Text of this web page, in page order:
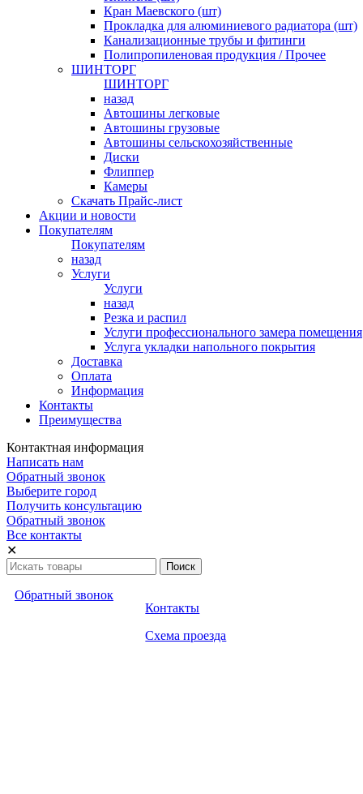
Кран Маевского (шт)
Прокладка для алюминиевого радиатора (шт)
Канализационные трубы и фитинги
Полипропиленовая продукция / Прочее
ШИНТОРГ
ШИНТОРГ
назад
Автошины легковые
Автошины грузовые
Автошины сельскохозяйственные
Диски
Флиппер
Камеры
Скачать Прайс-лист
Акции и новости
Покупателям
Покупателям
назад
Услуги
Услуги
назад
Резка и распил
Услуги профессионального замера помещения
Услуга укладки напольного покрытия
Доставка
Оплата
Информация
Контакты
Преимущества
Контактная информация
Написать нам
Обратный звонок
Выберите город
Получить консультацию
Обратный звонок
Все контакты
✕
Обратный звонок
Контакты
Схема проезда